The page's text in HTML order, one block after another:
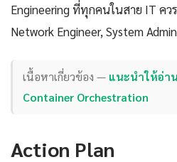
Engineering ที่ทุกคนในสาย IT คว
Network Engineer, System
เนื้อหาเกี่ยวข้อง — แนะนำให้อ่า
Container Orchestration
Action Plan